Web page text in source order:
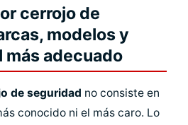
cerrojo de
modelos y
más adecuado
de seguridad no consiste en
conocido ni el más caro. Lo